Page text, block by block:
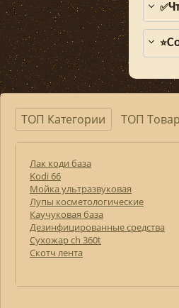
✅
⭐
ТОП Категории ТОП
Лак коди база
Kodi 66
Мойка ультразвуковая
Лупы косметологические
Каучуковая база
Дезинфицированные средства
Сухожар ch 360t
Скотч лента